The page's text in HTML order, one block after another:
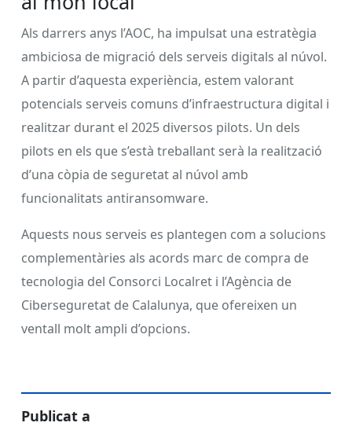
Als darrers anys l’AOC, ha impulsat una estratègia
ambiciosa de migració dels serveis digitals al núvol.
A partir d’aquesta experiència, estem valorant
potencials serveis comuns d’infraestructura digital i
realitzar durant el 2025 diversos pilots. Un dels
pilots en els que s’està treballant serà la realització
d’una còpia de seguretat al núvol amb
funcionalitats antiransomware.
Aquests nous serveis es plantegen com a solucions
complementàries als acords marc de compra de
tecnologia del Consorci Localret i l’Agència de
Ciberseguretat de Calalunya, que ofereixen un
ventall molt ampli d’opcions.
Publicat a